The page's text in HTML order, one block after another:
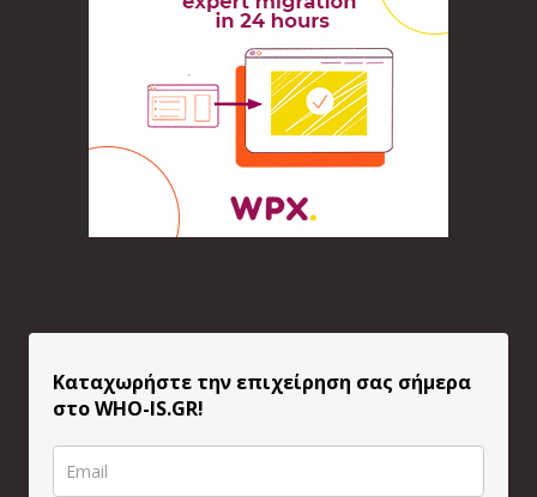
Καταχωρήστε την επιχείρηση σας σήμερα
στο WHO-IS.GR!